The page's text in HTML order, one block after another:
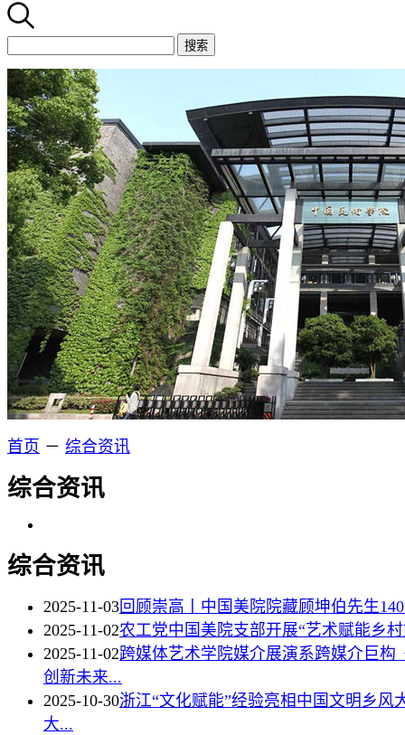
首页 － 综合资讯
综合资讯
综合资讯
2025-11-03回顾崇高丨中国美院院藏顾坤伯先生
2025-11-02农工党中国美院支部开展“艺术赋能乡
2025-11-02跨媒体艺术学院媒介展演系跨媒介巨
创新未来...
2025-10-30浙江“文化赋能”经验亮相中国文明乡风
大...